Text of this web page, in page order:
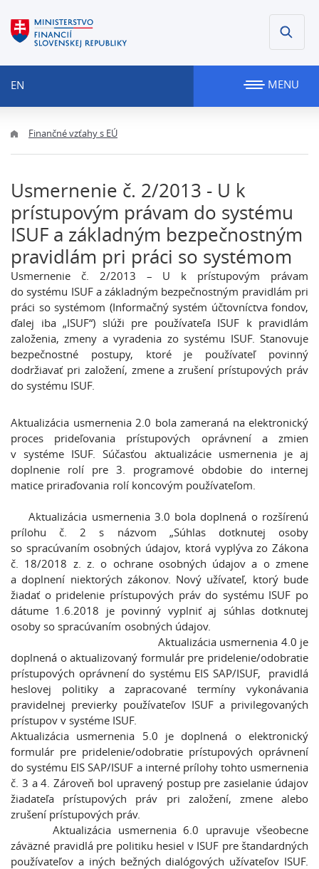
EN MENU
Finančné vzťahy s EÚ
Usmernenie č. 2/2013 - U k
prístupovým právam do systému
ISUF a základným bezpečnostným
pravidlám pri práci so systémom
Usmernenie č. 2/2013 – U k prístupovým právam
do systému ISUF a základným bezpečnostným pravidlám pri
práci so systémom (Informačný systém účtovníctva fondov,
ďalej iba „ISUF“) slúži pre používateľa ISUF k pravidlám
založenia, zmeny a vyradenia zo systému ISUF. Stanovuje
bezpečnostné postupy, ktoré je používateľ povinný
dodržiavať pri založení, zmene a zrušení prístupových práv
do systému ISUF.
Aktualizácia usmernenia 2.0 bola zameraná na elektronický
proces prideľovania prístupových oprávnení a zmien
v systéme ISUF. Súčasťou aktualizácie usmernenia je aj
doplnenie rolí pre 3. programové obdobie do internej
matice priraďovania rolí koncovým používateľom.
Aktualizácia usmernenia 3.0 bola doplnená o rozšírenú
prílohu č. 2 s názvom „Súhlas dotknutej osoby
so spracúvaním osobných údajov, ktorá vyplýva zo Zákona
č. 18/2018 z. z. o ochrane osobných údajov a o zmene
a doplnení niektorých zákonov. Nový užívateľ, ktorý bude
žiadať o pridelenie prístupových práv do systému ISUF po
dátume 1.6.2018 je povinný vyplniť aj súhlas dotknutej
osoby so spracúvaním osobných údajov.
Aktualizácia usmernenia 4.0 je
doplnená o aktualizovaný formulár pre pridelenie/odobratie
prístupových oprávnení do systému EIS SAP/ISUF, pravidlá
heslovej politiky a zapracované termíny vykonávania
pravidelnej previerky používateľov ISUF a privilegovaných
prístupov v systéme ISUF.
Aktualizácia usmernenia 5.0 je doplnená o elektronický
formulár pre pridelenie/odobratie prístupových oprávnení
do systému EIS SAP/ISUF a interné prílohy tohto usmernenia
č. 3 a 4. Zároveň bol upravený postup pre zasielanie údajov
žiadateľa prístupových práv pri založení, zmene alebo
zrušení prístupových práv.
Aktualizácia usmernenia 6.0 upravuje všeobecne
záväzné pravidlá pre politiku hesiel v ISUF pre štandardných
používateľov a iných bežných dialógových užívateľov ISUF.